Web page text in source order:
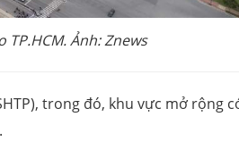
Ảnh: Znews
trong đó, khu vực mở rộng